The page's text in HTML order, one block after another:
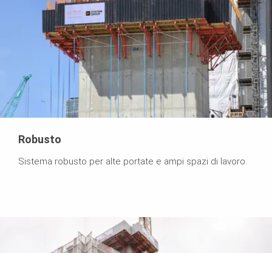
Robusto
Sistema robusto per alte portate e ampi spazi di lavoro.